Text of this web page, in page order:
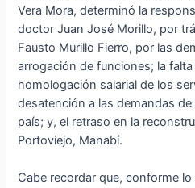
Vera Mora, determinó la
doctor Juan José Morillo, por
Fausto Murillo Fierro, por las
arrogación de funciones; la
homologación salarial de los
desatención a las demandas
país; y, el retraso en la
Portoviejo, Manabí.
Cabe recordar que, conforme lo